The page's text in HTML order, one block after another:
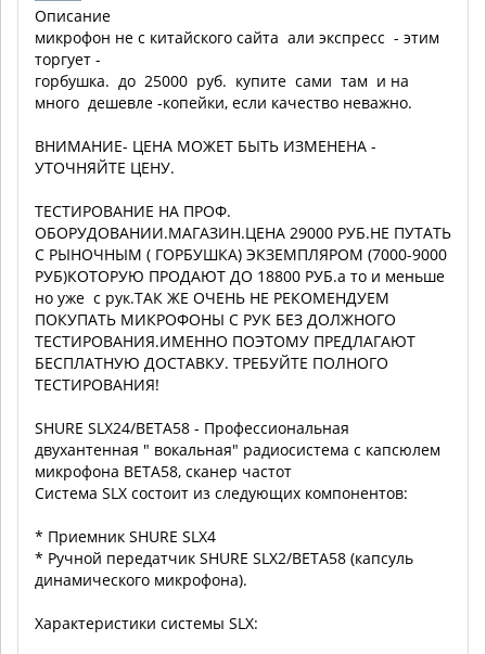
Описание
микрофон не с китайского сайта али экспресс - этим
торгует -
горбушка. до 25000 руб. купите сами там и на
много дешевле -копейки, если качество неважно.
ВНИМАНИЕ- ЦЕНА МОЖЕТ БЫТЬ ИЗМЕНЕНА -
УТОЧНЯЙТЕ ЦЕНУ.
ТЕСТИРОВАНИЕ НА ПРОФ.
ОБОРУДОВАНИИ.МАГАЗИН.ЦЕНА 29000 РУБ.НЕ ПУТАТЬ
С РЫНОЧНЫМ ( ГОРБУШКА) ЭКЗЕМПЛЯРОМ (7000-9000
РУБ)КОТОРУЮ ПРОДАЮТ ДО 18800 РУБ.a то и меньше
но уже с рук.ТАК ЖЕ ОЧЕНЬ НЕ РЕКОМЕНДУЕМ
ПОКУПАТЬ МИКРОФОНЫ С РУК БЕЗ ДОЛЖНОГО
ТЕСТИРОВАНИЯ.ИМЕННО ПОЭТОМУ ПРЕДЛАГАЮТ
БЕСПЛАТНУЮ ДОСТАВКУ. ТРЕБУЙТЕ ПОЛНОГО
ТЕСТИРОВАНИЯ!
SHURE SLX24/BETA58 - Профессиональная
двухантенная " вокальная" радиосистема с капсюлем
микрофона BETA58, сканер частот
Система SLX состоит из следующих компонентов:
* Приемник SHURE SLX4
* Ручной передатчик SHURE SLX2/BETA58 (капсуль
динамического микрофона).
Характеристики системы SLX: